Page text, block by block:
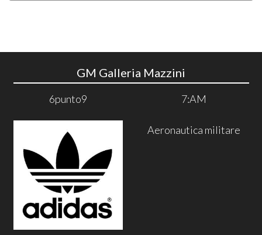
GM Galleria Mazzini
6punto9 7:AM
Aeronautica militare